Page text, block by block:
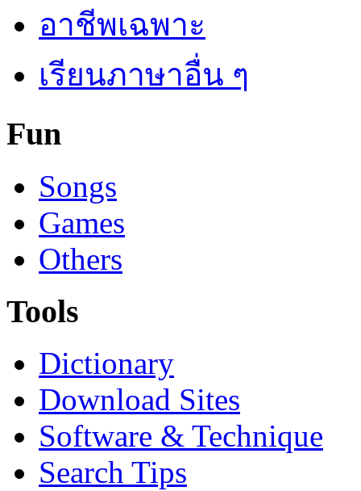
อาชีพเฉพาะ
เรียนภาษาอื่น ๆ
Fun
Songs
Games
Others
Tools
Dictionary
Download Sites
Software & Technique
Search Tips